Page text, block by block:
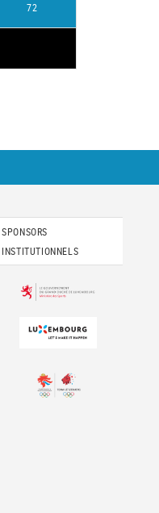
72
SPONSORS
INSTITUTIONNELS